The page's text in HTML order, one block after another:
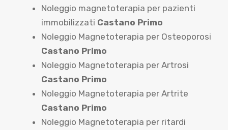
Noleggio magnetoterapia per pazienti
immobilizzati Castano Primo
Noleggio Magnetoterapia per Osteoporosi
Castano Primo
Noleggio Magnetoterapia per Artrosi
Castano Primo
Noleggio Magnetoterapia per Artrite
Castano Primo
Noleggio Magnetoterapia per ritardi